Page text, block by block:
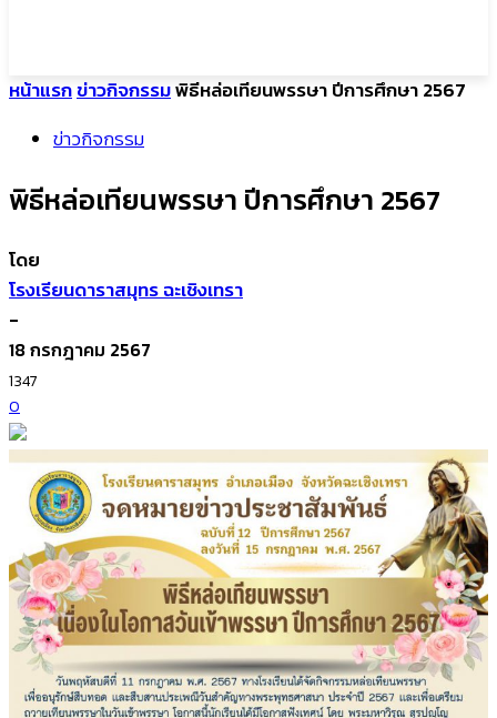
หน้าแรกข่าวกิจกรรมพิธีหล่อเทียนพรรษา ปีการศึกษา 2567
ข่าวกิจกรรม
พิธีหล่อเทียนพรรษา ปีการศึกษา 2567
โดย
โรงเรียนดาราสมุทร ฉะเชิงเทรา
-
18 กรกฎาคม 2567
1347
0